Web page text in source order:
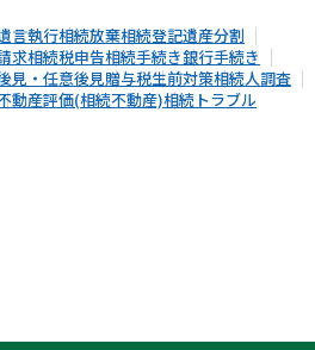
言執行相続放棄相続登記遺産分割
求相続税申告相続手続き銀行手続き
見・任意後見贈与税生前対策相続人調査
動産評価(相続不動産)相続トラブル